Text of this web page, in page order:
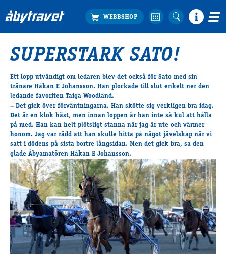
Köp biljett
Travprogrammet
Boka ställplats
Bra att veta
Restauranger
Catering by Lyon
Hotell nära oss
Nybörjar­guide
Presentkort
Tävlingsdagar
FAQ
Travkonferens
Exponering & värdskap
SUPERSTARK SATO!
Ett lopp utvändigt om ledaren blev det också för Satomed sin
tränare Håkan E Johansson. Han plockade till slut enkelt ner den
ledande favoriten Taiga Woodland.
– Det gick över förväntningarna. Han skötte sig verkligen bra idag.
Det är en klok häst, men innan loppen är han inte så kul att hålla
på med. Han kan helt plötsligt stanna när jag är ute och värmer
honom. Jag var rädd att han skulle hitta på något jävelskap när vi
satt i dödens på sista bortre långsidan. Men det gick bra, sa den
glade Åbyamatören Håkan E Johansson.